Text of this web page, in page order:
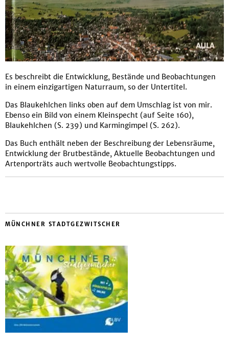
Es beschreibt die Entwicklung, Bestände und Beobachtungen
in einem einzigartigen Naturraum, so der Untertitel.
Das Blaukehlchen links oben auf dem Umschlag ist von mir.
Ebenso ein Bild von einem Kleinspecht (auf Seite 160),
Blaukehlchen (S. 239) und Karmingimpel (S. 262).
Das Buch enthält neben der Beschreibung der Lebensräume,
Entwicklung der Brutbestände, Aktuelle Beobachtungen und
Artenporträts auch wertvolle Beobachtungstipps.
MÜNCHNER STADTGEZWITSCHER